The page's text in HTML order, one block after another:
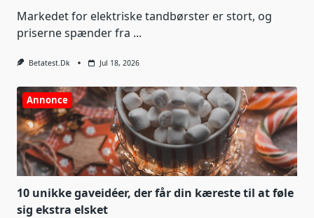
Markedet for elektriske tandbørster er stort, og
priserne spænder fra ...
Betatest.dk Jul 18, 2026
Annonce
10 unikke gaveidéer, der får din kæreste til at føle
sig ekstra elsket